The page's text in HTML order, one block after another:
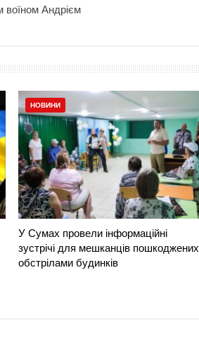
воїном Андрієм
НОВИНИ
У Сумах провели інформаційні
зустрічі для мешканців пошкоджених
обстрілами будинків